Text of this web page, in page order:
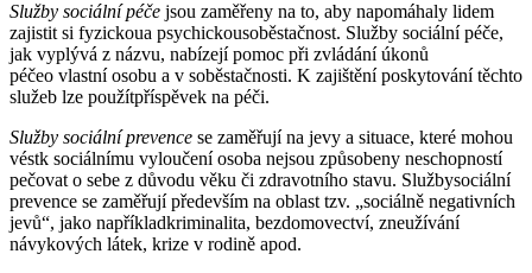
Služby sociální péče jsou zaměřeny na to, aby napomáhaly lidem
zajistit si fyzickoua psychickousoběstačnost. Služby sociální péče,
jak vyplývá z názvu, nabízejí pomoc při zvládání úkonů
péčeo vlastní osobu a v soběstačnosti. K zajištění poskytování těchto
služeb lze použítpříspěvek na péči.
Služby sociální prevence se zaměřují na jevy a situace, které mohou
véstk sociálnímu vyloučení osoba nejsou způsobeny neschopností
pečovat o sebe z důvodu věku či zdravotního stavu. Službysociální
prevence se zaměřují především na oblast tzv. „sociálně negativních
jevů“, jako napříkladkriminalita, bezdomovectví, zneužívání
návykových látek, krize v rodině apod.